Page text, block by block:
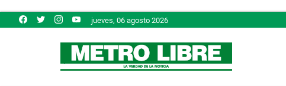
jueves, 06 agosto 2026